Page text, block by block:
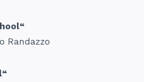
Randazzo